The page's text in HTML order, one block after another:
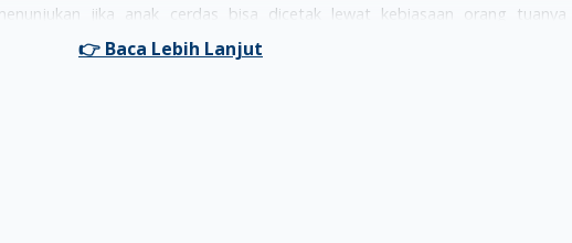
jika anak cerdas bisa dicetak lewat kebiasaan orang tuanya
ada jenis musik tertentu yang efektif untuk mendorong pertumbuhan otak
sejak dini. Rangsangan yang dilakukan secara terus menerus inilah yang